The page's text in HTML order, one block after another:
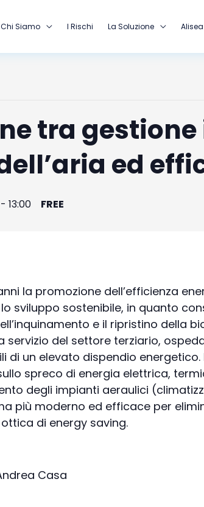
Chi Siamo I Rischi La Soluzione
tra
ed
- 13:00 FREE
la promozione dell’efficienza
sviluppo sostenibile, in quanto
e il ripristino della
servizio del settore terziario,
di un elevato dispendio
spreco di energia elettrica,
degli impianti aeraulici
più moderno ed efficace per
di energy saving.
Casa